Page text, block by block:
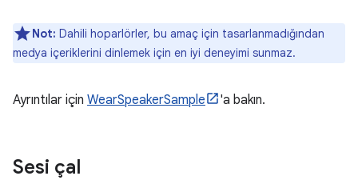
Not: Dahili hoparlörler, bu amaç için tasarlanmadığından
medya içeriklerini dinlemek için en iyi deneyimi sunmaz.
Ayrıntılar için WearSpeakerSample 'a bakın.
Sesi çal